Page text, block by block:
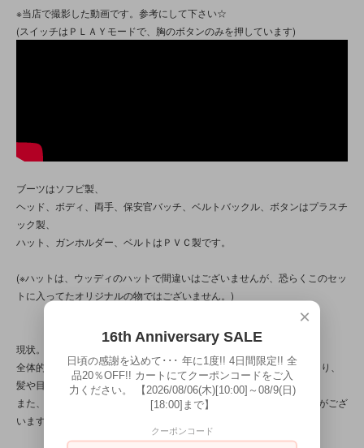
※当店で撮影した動画です。参考にして下さい☆
(スイッチはＰＬＡＹモードで、胸のボタンのみを押しています)
ブーツはソフビ製、
ヘッド、ボディ、両手、保安官バッチ、ベルトバックル、ボタンはプラスチ
ック製、
ハット、ガンホルダー、ベルトはＰＶＣ製です。
(※ハットは、ウッディのハットで間違いはございませんが、恐らくこのセッ
トに入ってたオリジナルの物ではございません。)
現状。
全体的にスレ/キズ、ハットの２ヵ所に切れ、薄汚れ等のダメージがあり、
髪や目、バックル、ブーツに塗装ハゲ/移りのダメージもございます。
また、服は全体的に色が落ち、所々汚れがあり、ベストは黄ばみ汚れがござ
います。
×
16th Anniversary SALE
日頃の感謝を込めて･･･ 年に1度!! 4日間限定!! 全
品20％OFF!! カートにてクーポンコードをご入
力ください。 【2026/08/06(木)[10:00]～08/9(日)
[18:00]まで】
クーポンコード